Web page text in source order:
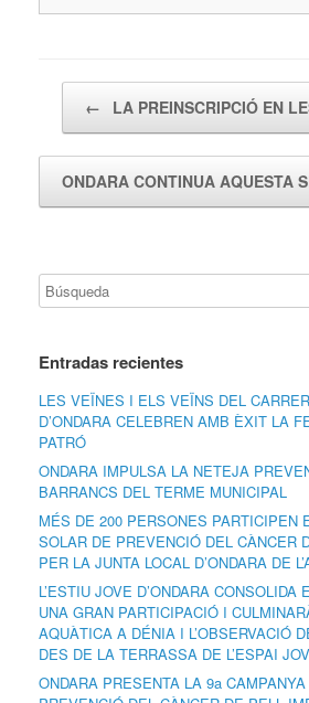
← LA PREINSCRIPCIÓ EN
ONDARA CONTINUA AQUESTA
Entradas recientes
LES VEÏNES I ELS VEÏNS DEL
D’ONDARA CELEBREN AMB ÈXIT LA
PATRÓ
ONDARA IMPULSA LA NETEJA
BARRANCS DEL TERME MUNICIPAL
MÉS DE 200 PERSONES PARTICIPEN
SOLAR DE PREVENCIÓ DEL CÀNCER
PER LA JUNTA LOCAL D’ONDARA DE
L’ESTIU JOVE D’ONDARA
UNA GRAN PARTICIPACIÓ I
AQUÀTICA A DÉNIA I L’OBSERVACIÓ
DES DE LA TERRASSA DE L’ESPAI
ONDARA PRESENTA LA 9a